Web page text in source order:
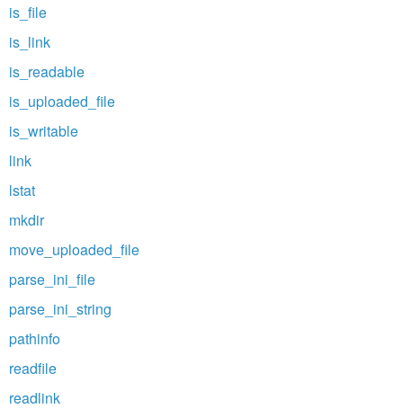
is_file
is_link
is_readable
is_uploaded_file
is_writable
link
lstat
mkdir
move_uploaded_file
parse_ini_file
parse_ini_string
pathinfo
readfile
readlink